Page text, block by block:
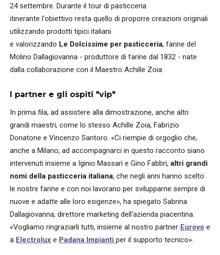
24 settembre. Durante il tour di pasticceria
itinerante l'obiettivo resta quello di proporre creazioni originali
utilizzando prodotti tipici italiani
e valorizzando Le Dolcissime per pasticceria, farine del
Molino Dallagiovanna - produttore di farine dal 1832 - nate
dalla collaborazione con il Maestro Achille Zoia.
I partner e gli ospiti "vip"
In prima fila, ad assistere alla dimostrazione, anche altri
grandi maestri, come lo stesso Achille Zoia, Fabrizio
Donatone e Vincenzo Santoro. «Ci riempie di orgoglio che,
anche a Milano, ad accompagnarci in questo racconto siano
intervenuti insieme a Iginio Massari e Gino Fabbri, altri grandi
nomi della pasticceria italiana, che negli anni hanno scelto
le nostre farine e con noi lavorano per svilupparne sempre di
nuove e adatte alle loro esigenze», ha spiegato Sabrina
Dallagiovanna, direttore marketing dell'azienda piacentina.
«Vogliamo ringraziarli tutti, insieme al nostro partner Eurovo e
a Electrolux e Padana Impianti per il supporto tecnico».